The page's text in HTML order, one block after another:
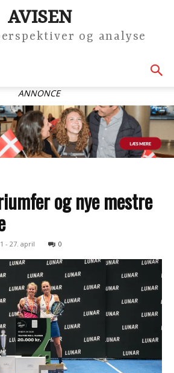
AVISEN
og analyse
ANNONCE
og nye mestre
- 27. april 0